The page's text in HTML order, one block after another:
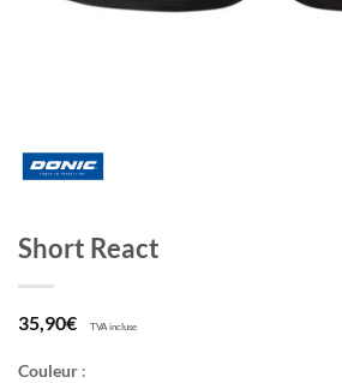
Short React
35,90€ TVA incluse
Couleur :